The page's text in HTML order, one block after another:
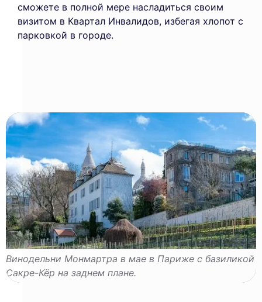
сможете в полной мере насладиться своим
визитом в Квартал Инвалидов, избегая хлопот с
парковкой в городе.
Винодельни Монмартра в мае в Париже с базиликой
Сакре-Кёр на заднем плане.